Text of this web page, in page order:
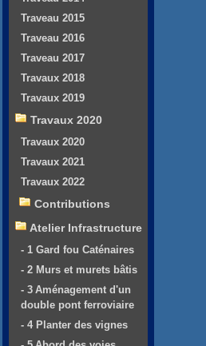
Traveau 2015
Traveau 2016
Traveau 2017
Travaux 2018
Travaux 2019
Travaux 2020
Travaux 2020
Travaux 2021
Travaux 2022
Contributions
Atelier Infrastructure
- 1 Gard fou Caténaires
- 2 Murs et murets bâtis
- 3 Aménagement d'un
double pont ferroviaire
- 4 Planter des vignes